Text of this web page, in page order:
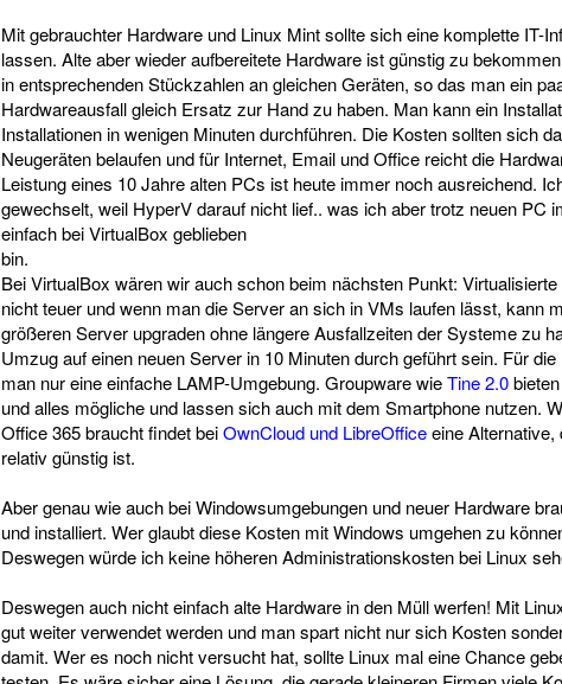
Mit gebrauchter Hardware und Linux Mint sollte sich eine komplette IT-
lassen. Alte aber wieder aufbereitete Hardware ist günstig zu
in entsprechenden Stückzahlen an gleichen Geräten, so das man ein
Hardwareausfall gleich Ersatz zur Hand zu haben. Man kann ein
Installationen in wenigen Minuten durchführen. Die Kosten sollten sich
Neugeräten belaufen und für Internet, Email und Office reicht die
Leistung eines 10 Jahre alten PCs ist heute immer noch ausreichend.
gewechselt, weil HyperV darauf nicht lief.. was ich aber trotz neuen PC
einfach bei VirtualBox geblieben
bin.
Bei VirtualBox wären wir auch schon beim nächsten Punkt:
nicht teuer und wenn man die Server an sich in VMs laufen lässt, kann
größeren Server upgraden ohne längere Ausfallzeiten der Systeme zu
Umzug auf einen neuen Server in 10 Minuten durch geführt sein. Für
man nur eine einfache LAMP-Umgebung. Groupware wieTine 2.0
und alles mögliche und lassen sich auch mit dem Smartphone nutzen.
Office 365 braucht findet beiOwnCloud und LibreOfficeeine
relativ günstig ist.
Aber genau wie auch bei Windowsumgebungen und neuer Hardware
und installiert. Wer glaubt diese Kosten mit Windows umgehen zu
Deswegen würde ich keine höheren Administrationskosten bei Linux
Deswegen auch nicht einfach alte Hardware in den Müll werfen! Mit
gut weiter verwendet werden und man spart nicht nur sich Kosten
damit. Wer es noch nicht versucht hat, sollte Linux mal eine Chance